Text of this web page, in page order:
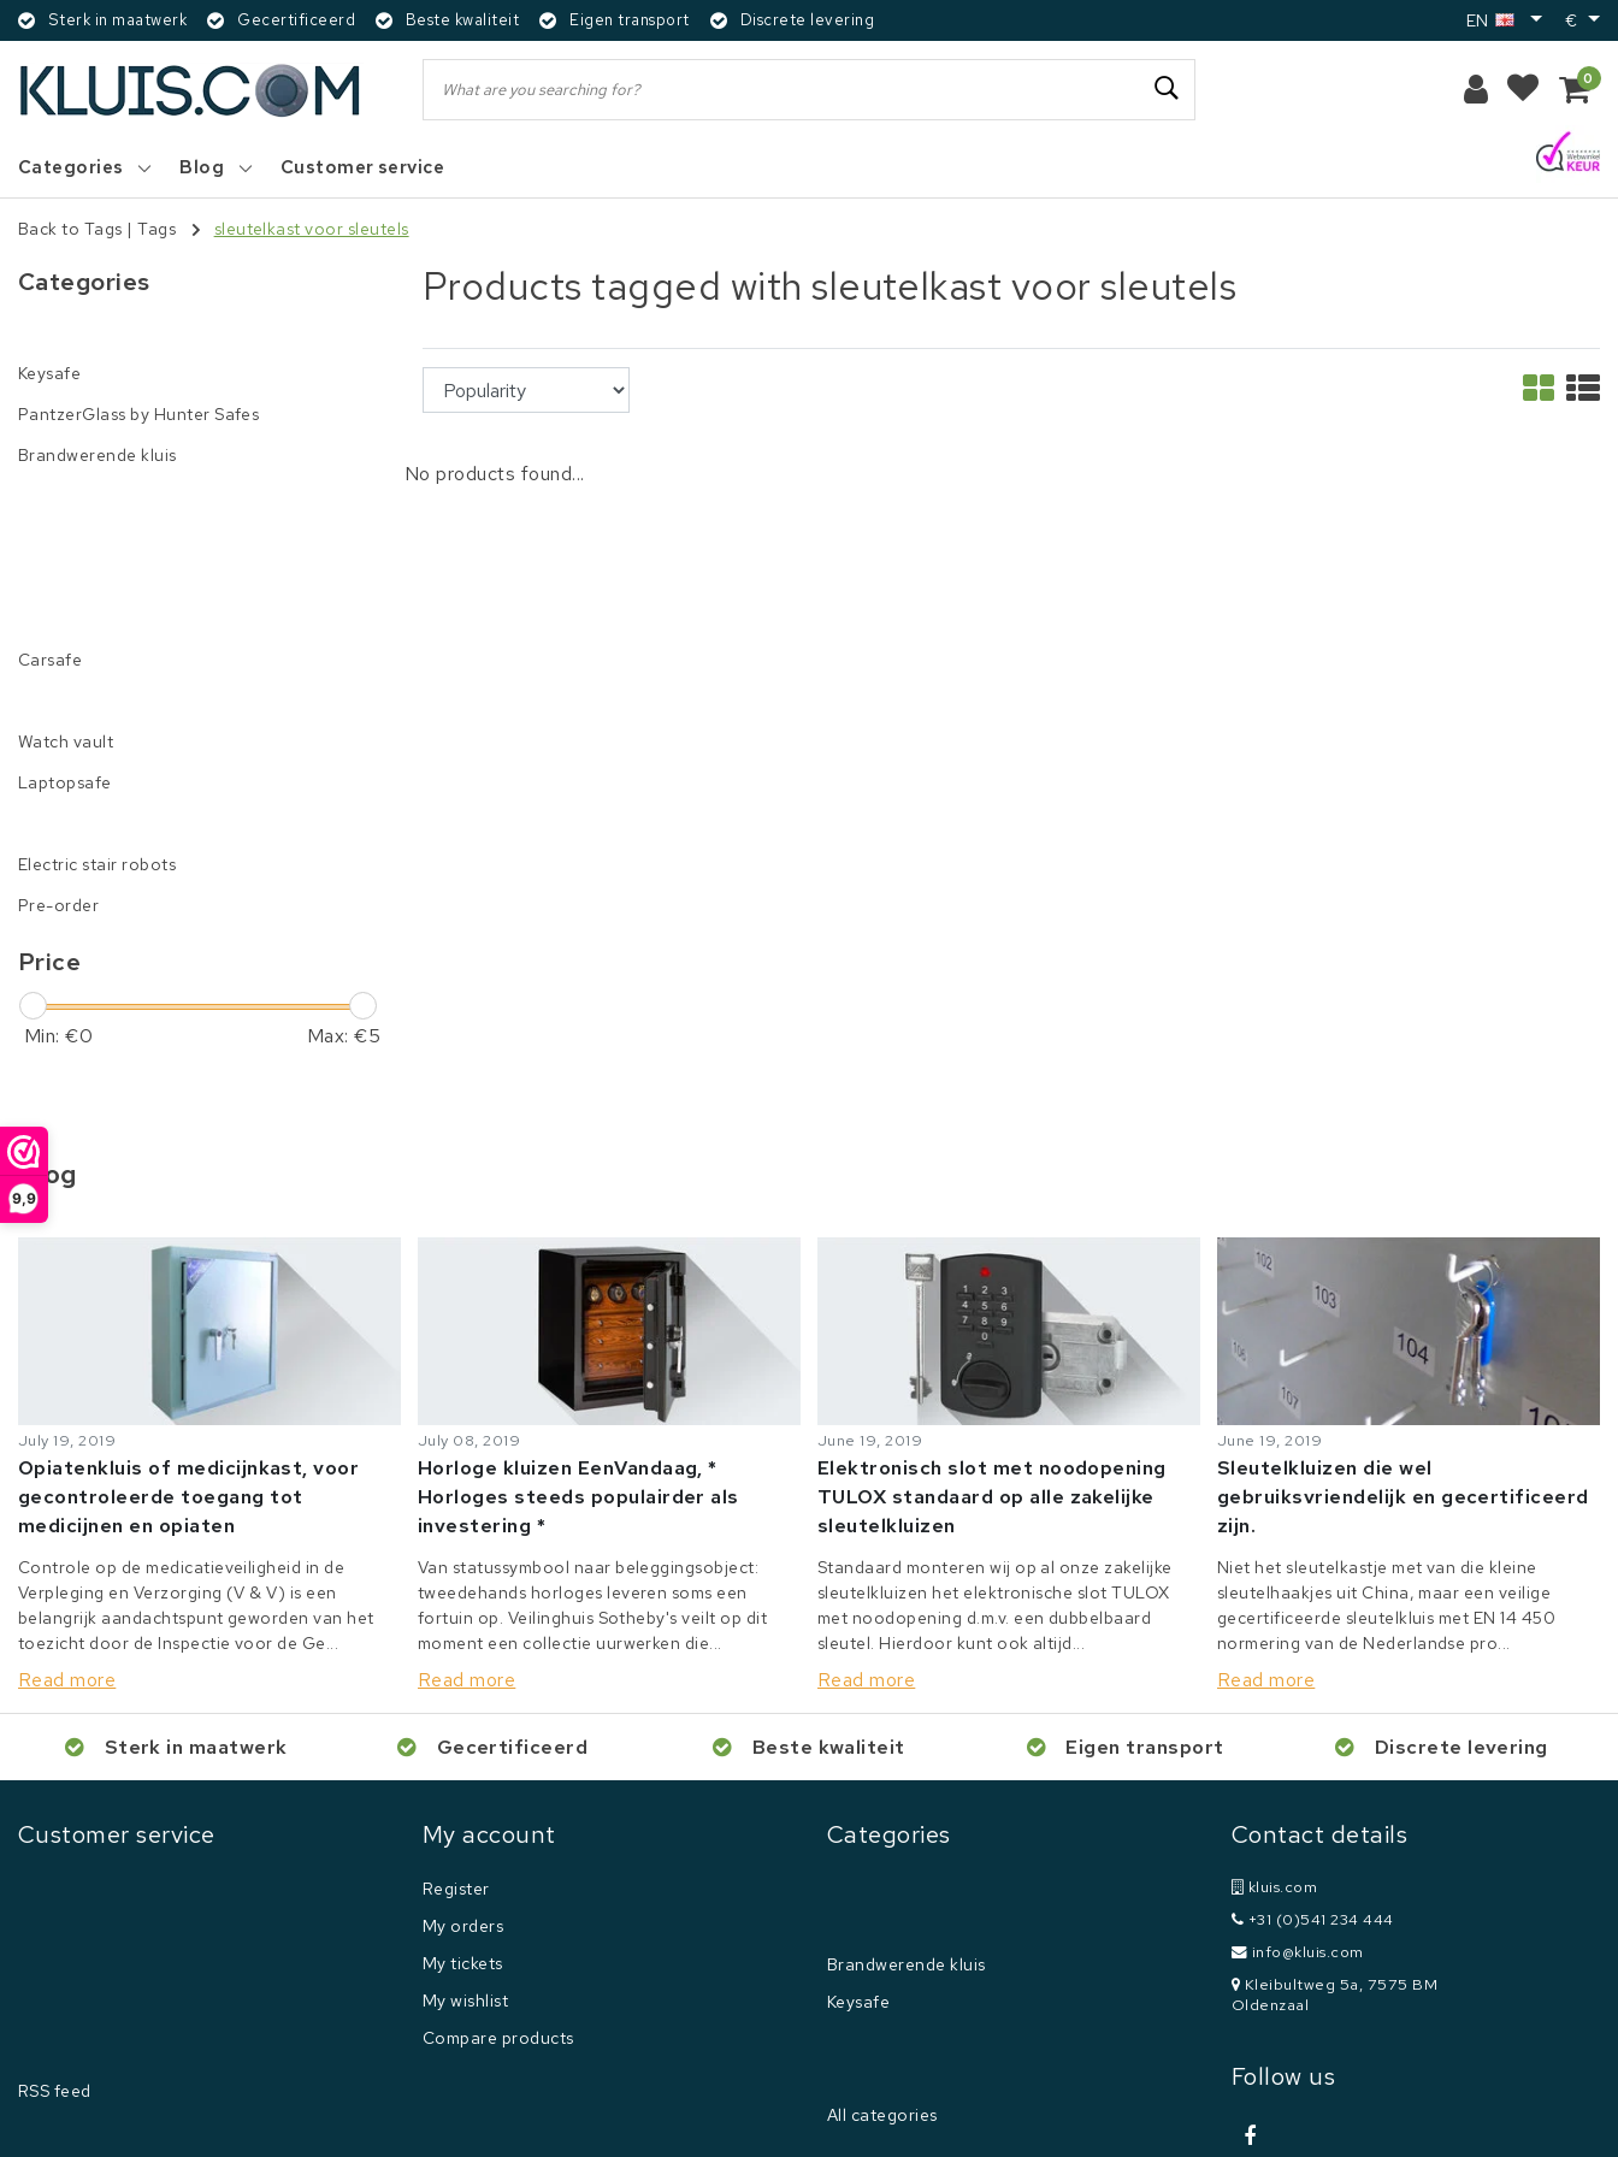
9,9
Sterk in maatwerk Gecertificeerd Beste kwaliteit Eigen transport Discrete levering EN €
0
Categories Blog Customer service
Back to Tags |Tags sleutelkast voor sleutels
Categories
Keysafe
PantzerGlass by Hunter Safes
Brandwerende kluis
Carsafe
Watch vault
Laptopsafe
Electric stair robots
Pre-order
Price
Min: €0 Max: €5
Products tagged with sleutelkast voor sleutels
No products found...
Blog
July 19, 2019
Opiatenkluis of medicijnkast, voor
gecontroleerde toegang tot
medicijnen en opiaten
Controle op de medicatieveiligheid in de
Verpleging en Verzorging (V & V) is een
belangrijk aandachtspunt geworden van het
toezicht door de Inspectie voor de Ge...
Read more
July 08, 2019
Horloge kluizen EenVandaag, *
Horloges steeds populairder als
investering *
Van statussymbool naar beleggingsobject:
tweedehands horloges leveren soms een
fortuin op. Veilinghuis Sotheby's veilt op dit
moment een collectie uurwerken die...
Read more
June 19, 2019
Elektronisch slot met noodopening
TULOX standaard op alle zakelijke
sleutelkluizen
Standaard monteren wij op al onze zakelijke
sleutelkluizen het elektronische slot TULOX
met noodopening d.m.v. een dubbelbaard
sleutel. Hierdoor kunt ook altijd...
Read more
June 19, 2019
Sleutelkluizen die wel
gebruiksvriendelijk en gecertificeerd
zijn.
Niet het sleutelkastje met van die kleine
sleutelhaakjes uit China, maar een veilige
gecertificeerde sleutelkluis met EN 14 450
normering van de Nederlandse pro...
Read more
Sterk in maatwerk Gecertificeerd Beste kwaliteit Eigen transport Discrete levering
Customer service
RSS feed
My account
Register
My orders
My tickets
My wishlist
Compare products
Categories
Brandwerende kluis
Keysafe
All categories
Contact details
kluis.com
+31 (0)541 234 444
info@kluis.com
Kleibultweg 5a, 7575 BM
Oldenzaal
Follow us